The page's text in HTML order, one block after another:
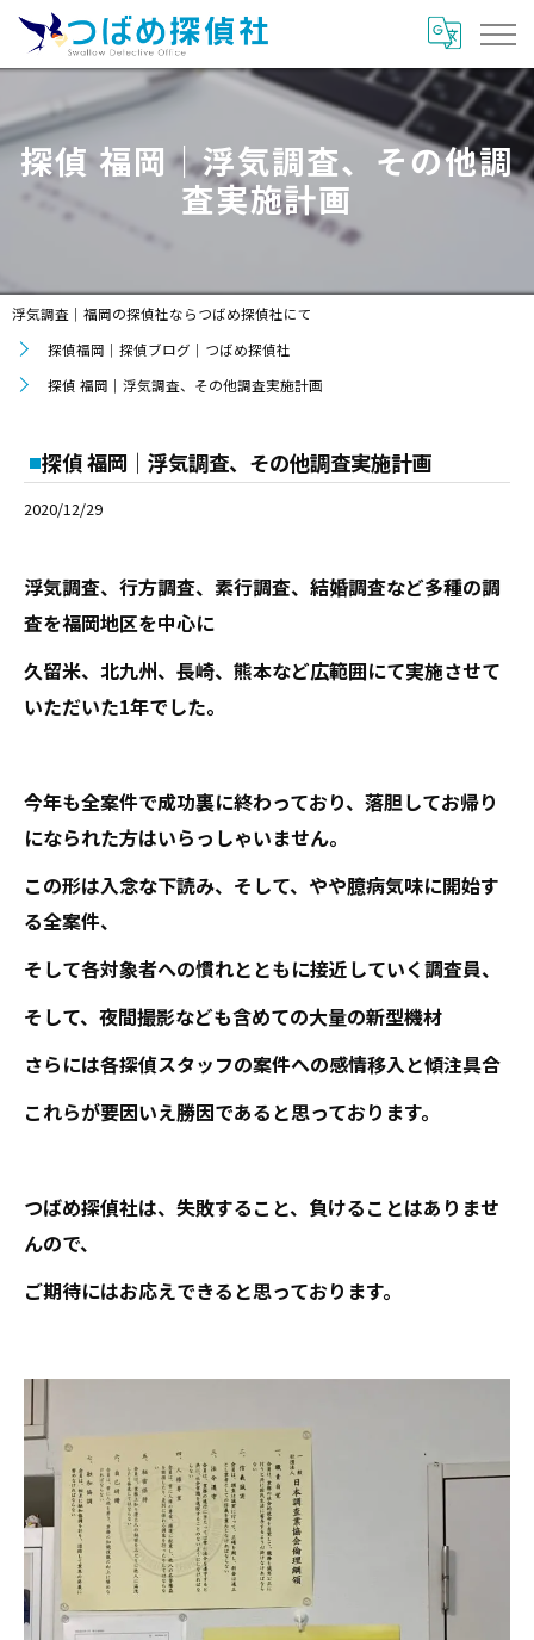
探偵 福岡｜浮気調査、その他調
査実施計画
浮気調査｜福岡の探偵社ならつばめ探偵社にて
探偵福岡｜探偵ブログ｜つばめ探偵社
探偵 福岡｜浮気調査、その他調査実施計画
探偵 福岡｜浮気調査、その他調査実施計画
2020/12/29
浮気調査、行方調査、素行調査、結婚調査など多種の調
査を福岡地区を中心に
久留米、北九州、長崎、熊本など広範囲にて実施させて
いただいた1年でした。
今年も全案件で成功裏に終わっており、落胆してお帰り
になられた方はいらっしゃいません。
この形は入念な下読み、そして、やや臆病気味に開始す
る全案件、
そして各対象者への慣れとともに接近していく調査員、
そして、夜間撮影なども含めての大量の新型機材
さらには各探偵スタッフの案件への感情移入と傾注具合
これらが要因いえ勝因であると思っております。
つばめ探偵社は、失敗すること、負けることはありませ
んので、
ご期待にはお応えできると思っております。